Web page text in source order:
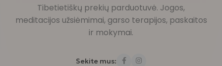
Tibetietiškų prekių parduotuvė. Jogos,
meditacijos užsiėmimai, garso terapijos, paskaitos
ir mokymai.
Sekite mus: